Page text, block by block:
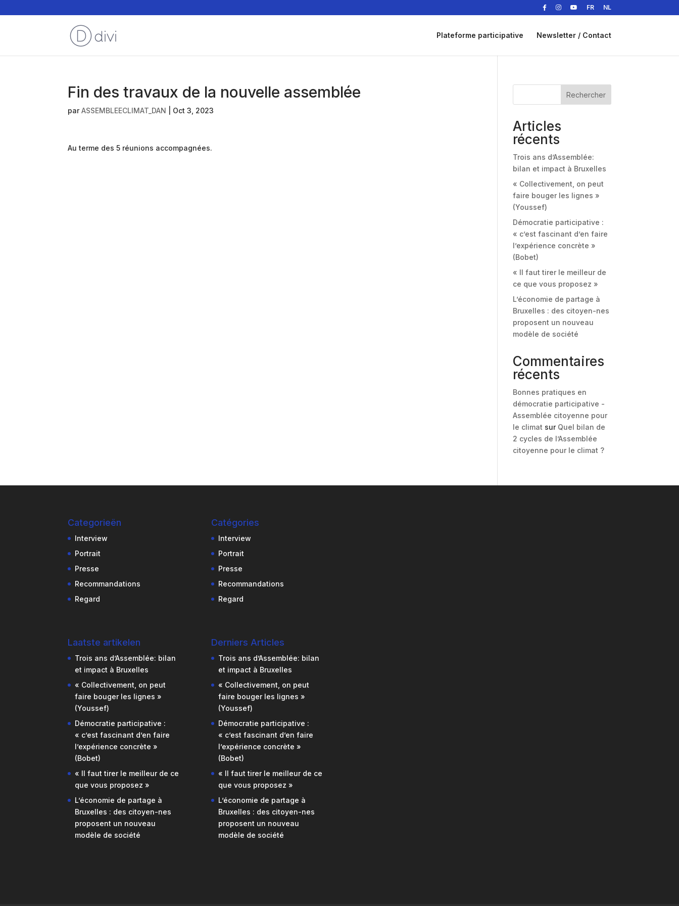
FR NL
Plateforme participative Newsletter / Contact
Fin des travaux de la nouvelle assemblée
parASSEMBLEECLIMAT_DAN Oct 3, 2023
Au terme des 5 réunions accompagnées.
Rechercher
Articles
récents
Trois ans d’Assemblée:
bilan et impact à Bruxelles
« Collectivement, on peut
faire bouger les lignes »
(Youssef)
Démocratie participative :
« c’est fascinant d’en faire
l’expérience concrète »
(Bobet)
« Il faut tirer le meilleur de
ce que vous proposez »
L’économie de partage à
Bruxelles : des citoyen-nes
proposent un nouveau
modèle de société
Commentaires
récents
Bonnes pratiques en
démocratie participative -
Assemblée citoyenne pour
le climat sur Quel bilan de
2 cycles de l’Assemblée
citoyenne pour le climat ?
Categorieën
Interview
Portrait
Presse
Recommandations
Regard
Laatste artikelen
Trois ans d’Assemblée: bilan
et impact à Bruxelles
« Collectivement, on peut
faire bouger les lignes »
(Youssef)
Démocratie participative :
« c’est fascinant d’en faire
l’expérience concrète »
(Bobet)
« Il faut tirer le meilleur de ce
que vous proposez »
L’économie de partage à
Bruxelles : des citoyen-nes
proposent un nouveau
modèle de société
Catégories
Interview
Portrait
Presse
Recommandations
Regard
Derniers Articles
Trois ans d’Assemblée: bilan
et impact à Bruxelles
« Collectivement, on peut
faire bouger les lignes »
(Youssef)
Démocratie participative :
« c’est fascinant d’en faire
l’expérience concrète »
(Bobet)
« Il faut tirer le meilleur de ce
que vous proposez »
L’économie de partage à
Bruxelles : des citoyen-nes
proposent un nouveau
modèle de société